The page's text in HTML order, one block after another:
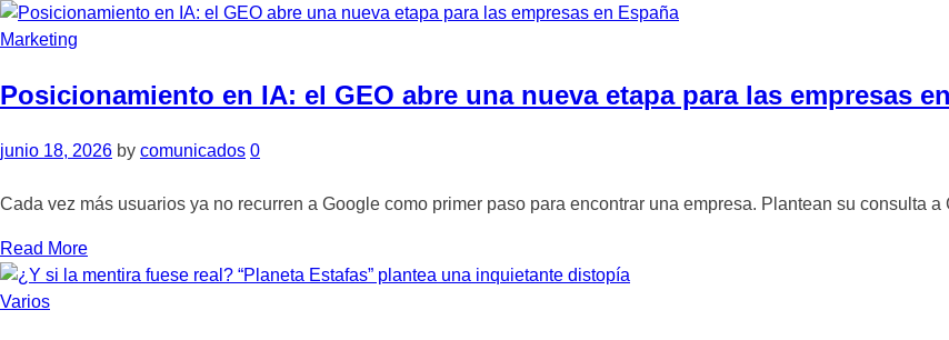
Marketing
Posicionamiento en IA: el GEO abre una nueva etapa para las empresas
junio 18, 2026 by comunicados 0
Cada vez más usuarios ya no recurren a Google como primer paso para encontrar una empresa. Plantean su consulta
Read More
Varios